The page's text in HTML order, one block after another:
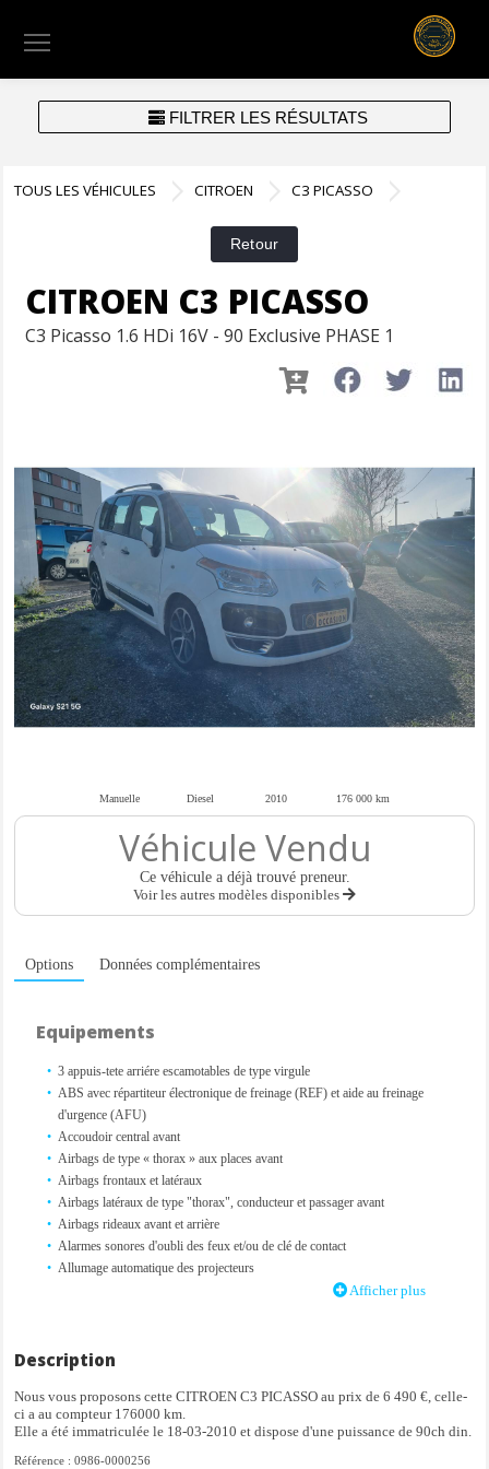
FILTRER LES RÉSULTATS
TOUS LES VÉHICULES CITROEN C3 PICASSO
CITROEN C3 PICASSO
C3 Picasso 1.6 HDi 16V - 90 Exclusive PHASE 1
Manuelle Diesel 2010 176 000 km
Véhicule Vendu
Ce véhicule a déjà trouvé preneur.
Voir les autres modèles disponibles
Options Données complémentaires
Equipements
3 appuis-tete arriére escamotables de type virgule
ABS avec répartiteur électronique de freinage (REF) et aide au freinage
d'urgence (AFU)
Accoudoir central avant
Airbags de type « thorax » aux places avant
Airbags frontaux et latéraux
Airbags latéraux de type "thorax", conducteur et passager avant
Airbags rideaux avant et arrière
Alarmes sonores d'oubli des feux et/ou de clé de contact
Allumage automatique des projecteurs
Baguettes latérales noires avec jonc chromé
Banquette arrière 2/3-1/3 et coulissante
Barres de toit longitudinales
Boite de rangement sur partie supérieure de planche de bord
Afficher plus
Description
Nous vous proposons cette CITROEN C3 PICASSO au prix de 6 490 €, celle-
ci a au compteur 176000 km.
Elle a été immatriculée le 18-03-2010 et dispose d'une puissance de 90ch din.
Référence : 0986-0000256